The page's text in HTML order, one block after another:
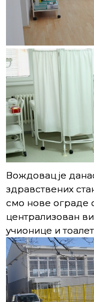
Вождовац је
здравствених
смо нове ограде
централизован
учионице и